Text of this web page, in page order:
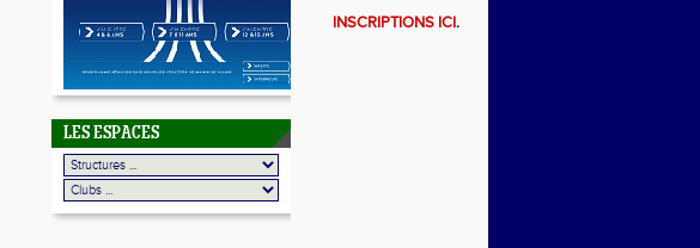
LES ESPACES
INSCRIPTIONS ICI.